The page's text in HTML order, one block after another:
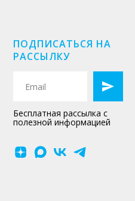
ПОДПИСАТЬСЯ НА
РАССЫЛКУ
Бесплатная рассылка с
полезной информацией